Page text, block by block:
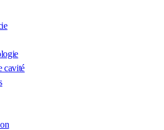
cavité